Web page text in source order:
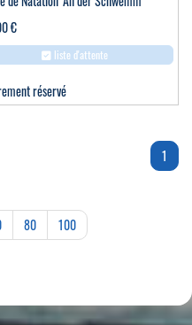
€
liste d'attente
réservé
1
80 100